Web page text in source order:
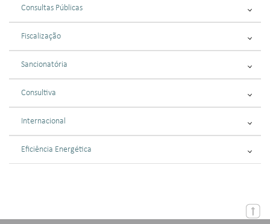
Consultas Públicas
Fiscalização
Sancionatória
Consultiva
Internacional
Eficiência Energética